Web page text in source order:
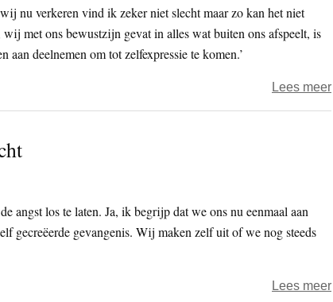
nu verkeren vind ik zeker niet slecht maar zo kan het niet
met ons bewustzijn gevat in alles wat buiten ons afspeelt, is
deelnemen om tot zelfexpressie te komen.’
Lees meer
angst los te laten. Ja, ik begrijp dat we ons nu eenmaal aan
gecreëerde gevangenis. Wij maken zelf uit of we nog steeds
Lees meer